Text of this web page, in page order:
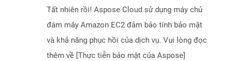
Tất nhiên rồi! Aspose Cloud sử dụng máy chủ
đám mây Amazon EC2 đảm bảo tính bảo mật
và khả năng phục hồi của dịch vụ. Vui lòng đọc
thêm về [Thực tiễn bảo mật của Aspose]